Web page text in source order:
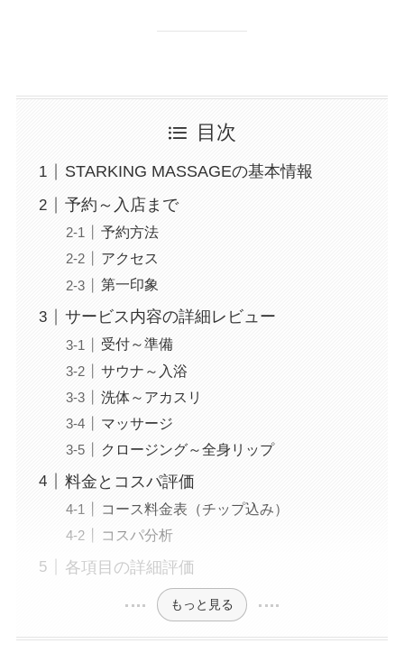
目次
STARKING MASSAGEの基本情報
予約～入店まで
予約方法
アクセス
第一印象
サービス内容の詳細レビュー
受付～準備
サウナ～入浴
洗体～アカスリ
マッサージ
クロージング～全身リップ
料金とコスパ評価
コース料金表（チップ込み）
コスパ分析
各項目の詳細評価
もっと見る